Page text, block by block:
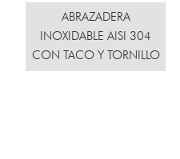
ABRAZADERA
INOXIDABLE AISI 304
CON TACO Y TORNILLO